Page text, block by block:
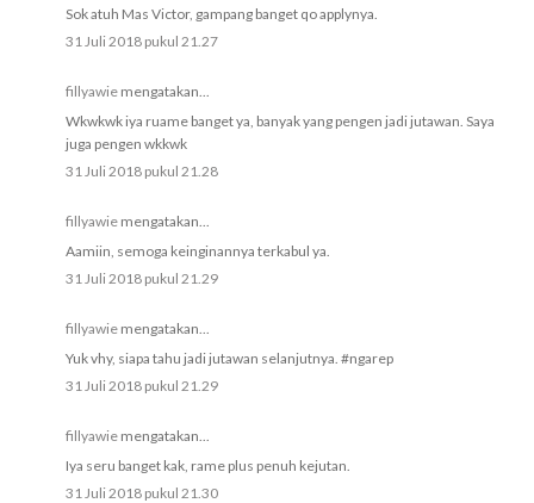
Sok atuh Mas Victor, gampang banget qo applynya.
31 Juli 2018 pukul 21.27
fillyawie mengatakan...
Wkwkwk iya ruame banget ya, banyak yang pengen jadi jutawan. Saya
juga pengen wkkwk
31 Juli 2018 pukul 21.28
fillyawie mengatakan...
Aamiin, semoga keinginannya terkabul ya.
31 Juli 2018 pukul 21.29
fillyawie mengatakan...
Yuk vhy, siapa tahu jadi jutawan selanjutnya. #ngarep
31 Juli 2018 pukul 21.29
fillyawie mengatakan...
Iya seru banget kak, rame plus penuh kejutan.
31 Juli 2018 pukul 21.30